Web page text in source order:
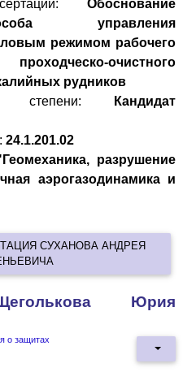
Обоснование
управления
режимом рабочего
очистного
рудников
степени: Кандидат
24.1.201.02
разрушение
аэрогазодинамика и
СУХАНОВА АНДРЕЯ
Юрия
о защитах